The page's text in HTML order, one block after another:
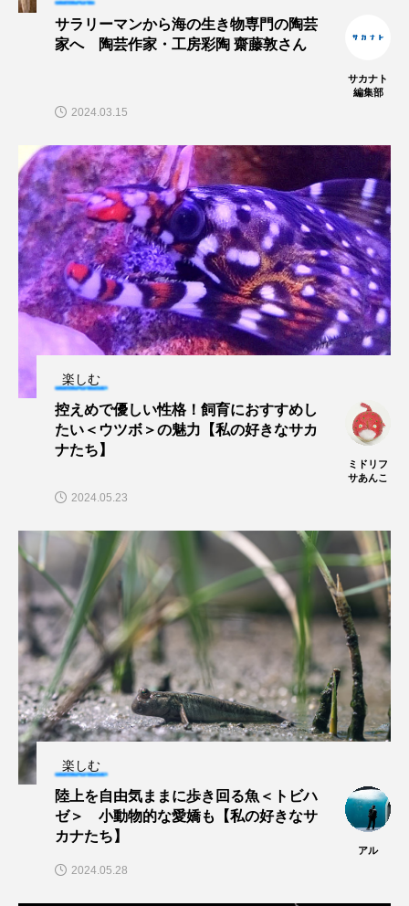
白身魚
磯遊び 神戸須磨シーワールド
美容 群馬県 耳石 脊索動物
自然 自然保護 自由研究
葛西臨海公園 葛西臨海水族園 藻場
藻類 見分け方 観察 調査
調理 論文 貝 賀露かにっこ館
資源 赤潮 足摺海洋館SATOUMI
軟体動物
郷土料理
長崎ペンギン水族館 開発 雑貨 雷魚
青森県 頭足類 食中毒 食文化
飼育 骨 高知県 魚介類 魚卵
魚食 鯛の鯛 鯨類 鰭脚類
鳥羽水族館 鴨川シーワールド
サラリーマンから海の生き物専門の陶芸
家へ 陶芸作家・工房彩陶 齋藤敦さん
サカナト
編集部
2024.03.15
楽しむ
控えめで優しい性格！飼育におすすめし
たい＜ウツボ＞の魅力【私の好きなサカ
ナたち】
ミドリフ
サあんこ
2024.05.23
楽しむ
陸上を自由気ままに歩き回る魚＜トビハ
ゼ＞ 小動物的な愛嬌も【私の好きなサ
カナたち】
アル
2024.05.28